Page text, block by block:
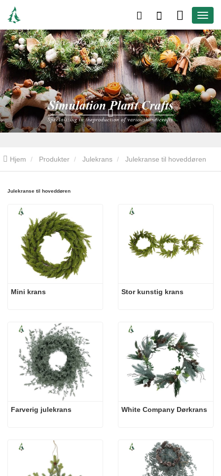
Hjem Produkter Julekrans Julekranse til hoveddøren
Julekranse til hoveddøren
Mini krans Stor kunstig krans
Farverig julekrans White Company Dørkrans